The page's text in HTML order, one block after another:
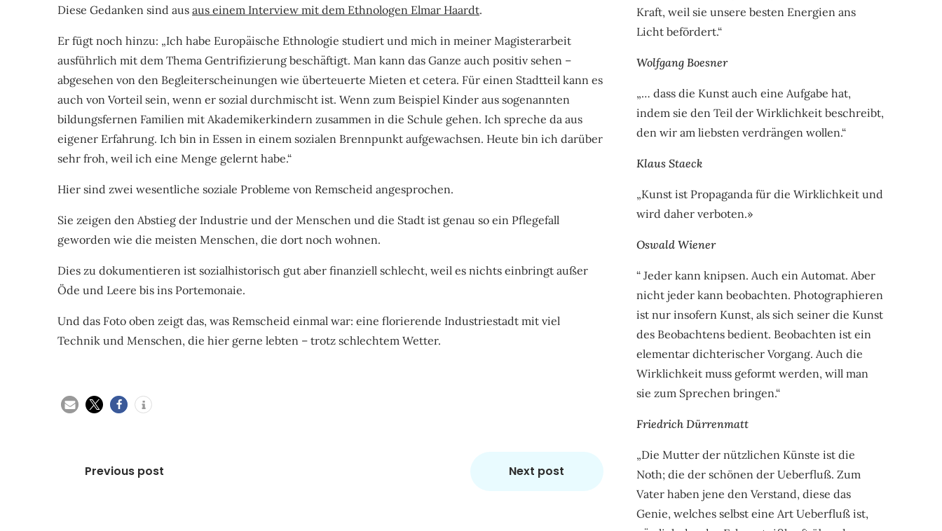
Diese Gedanken sind aus aus einem Interview mit dem Ethnologen Elmar Haardt.
Er fügt noch hinzu: „Ich habe Europäische Ethnologie studiert und mich in meiner Magisterarbeit
ausführlich mit dem Thema Gentrifizierung beschäftigt. Man kann das Ganze auch positiv sehen –
abgesehen von den Begleiterscheinungen wie überteuerte Mieten et cetera. Für einen Stadtteil kann es
auch von Vorteil sein, wenn er sozial durchmischt ist. Wenn zum Beispiel Kinder aus sogenannten
bildungsfernen Familien mit Akademikerkindern zusammen in die Schule gehen. Ich spreche da aus
eigener Erfahrung. Ich bin in Essen in einem sozialen Brennpunkt aufgewachsen. Heute bin ich darüber
sehr froh, weil ich eine Menge gelernt habe.“
Hier sind zwei wesentliche soziale Probleme von Remscheid angesprochen.
Sie zeigen den Abstieg der Industrie und der Menschen und die Stadt ist genau so ein Pflegefall
geworden wie die meisten Menschen, die dort noch wohnen.
Dies zu dokumentieren ist sozialhistorisch gut aber finanziell schlecht, weil es nichts einbringt außer
Öde und Leere bis ins Portemonaie.
Und das Foto oben zeigt das, was Remscheid einmal war: eine florierende Industriestadt mit viel
Technik und Menschen, die hier gerne lebten – trotz schlechtem Wetter.
Beitragsnavigation
Previous post Next post
Kraft, weil sie unsere besten Energien ans
Licht befördert.“
Wolfgang Boesner
„… dass die Kunst auch eine Aufgabe hat,
indem sie den Teil der Wirklichkeit beschreibt,
den wir am liebsten verdrängen wollen.“
Klaus Staeck
„Kunst ist Propaganda für die Wirklichkeit und
wird daher verboten.»
Oswald Wiener
“ Jeder kann knipsen. Auch ein Automat. Aber
nicht jeder kann beobachten. Photographieren
ist nur insofern Kunst, als sich seiner die Kunst
des Beobachtens bedient. Beobachten ist ein
elementar dichterischer Vorgang. Auch die
Wirklichkeit muss geformt werden, will man
sie zum Sprechen bringen.“
Friedrich Dürrenmatt
„Die Mutter der nützlichen Künste ist die
Noth; die der schönen der Ueberfluß. Zum
Vater haben jene den Verstand, diese das
Genie, welches selbst eine Art Ueberfluß ist,